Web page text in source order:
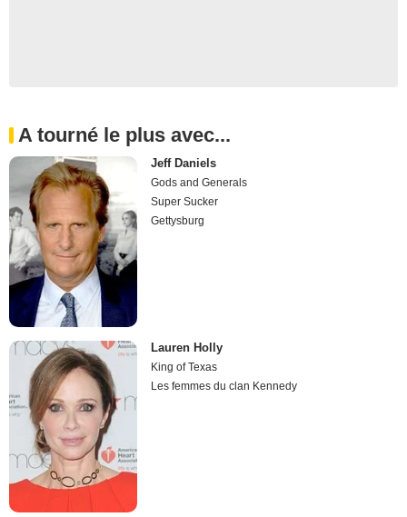
A tourné le plus avec...
Jeff Daniels
Gods and Generals
Super Sucker
Gettysburg
Lauren Holly
King of Texas
Les femmes du clan Kennedy